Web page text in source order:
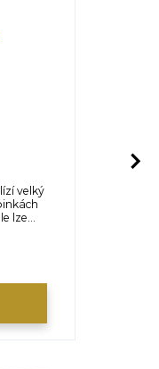
velký
lze...